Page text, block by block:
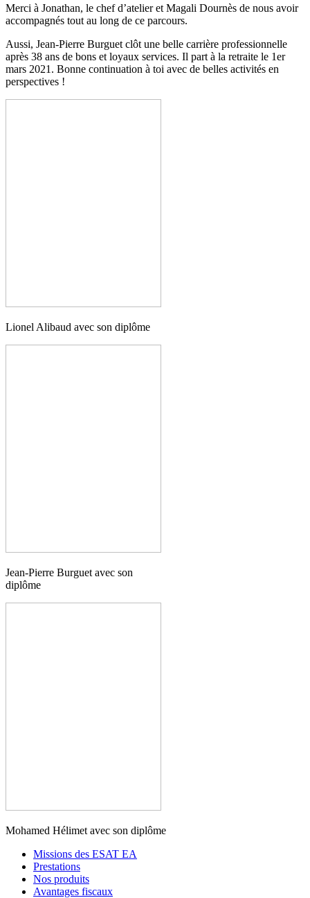
Merci à Jonathan, le chef d’atelier et Magali Dournès de nous avoir
accompagnés tout au long de ce parcours.
Aussi, Jean-Pierre Burguet clôt une belle carrière professionnelle
après 38 ans de bons et loyaux services. Il part à la retraite le 1er
mars 2021. Bonne continuation à toi avec de belles activités en
perspectives !
Lionel Alibaud avec son diplôme
Jean-Pierre Burguet avec son
diplôme
Mohamed Hélimet avec son diplôme
Missions des ESAT EA
Prestations
Nos produits
Avantages fiscaux